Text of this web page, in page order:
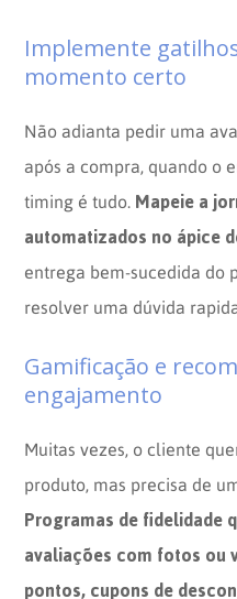
Implemente
momento certo
Não adianta pedir uma
após a compra, quando o
timing é tudo. Mapeie a
automatizados no ápice
entrega bem-sucedida do
resolver uma dúvida
Gamificação e
engajamento
Muitas vezes, o cliente
produto, mas precisa de
Programas de fidelidade
avaliações com fotos ou
pontos, cupons de